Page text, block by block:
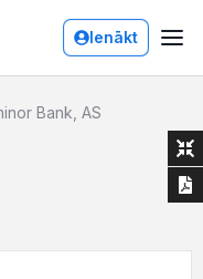
Ienākt
Bank, AS